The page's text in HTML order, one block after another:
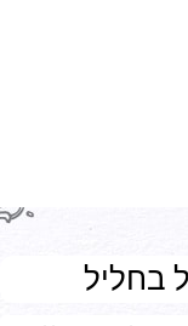
בחליל